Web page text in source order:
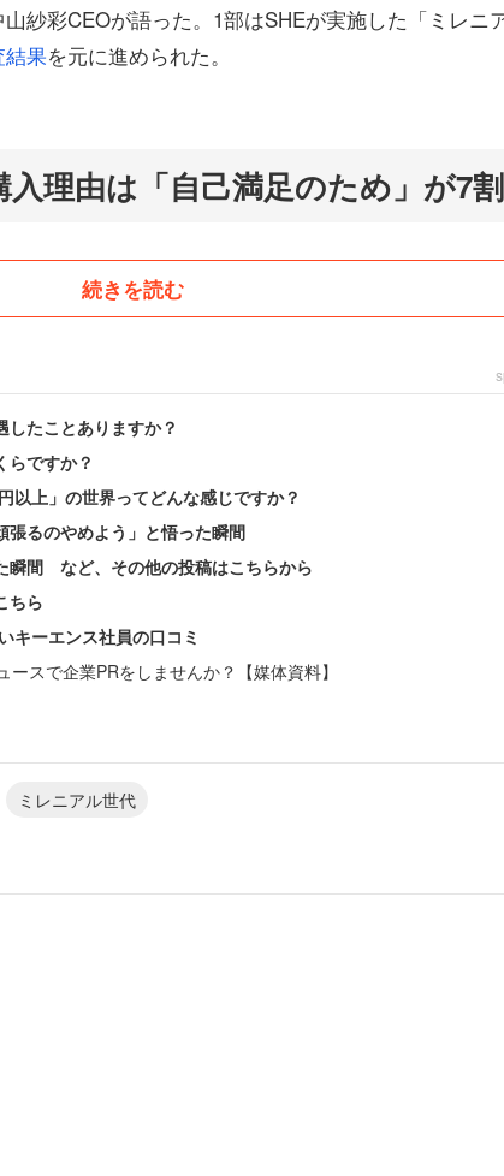
紗彩CEOが語った。1部はSHEが実施した「ミレニ
果を元に進められた。
理由は「自己満足のため」が7割
ランドを「購入したい」という回答が55.2％だった
と大きな差は見られない。
入時の高揚感だけでなく、購入後の生活イメージま
えば「BALMUDAのトースターを買って土曜日の朝の
だ。
続きを読む
したことありますか？
らですか？
以上」の世界ってどんな感じですか？
張るのやめよう」と悟った瞬間
瞬間 など、その他の投稿はこちらから
ちら
キーエンス社員の口コミ
スで企業PRをしませんか？【媒体資料】
ミレニアル世代